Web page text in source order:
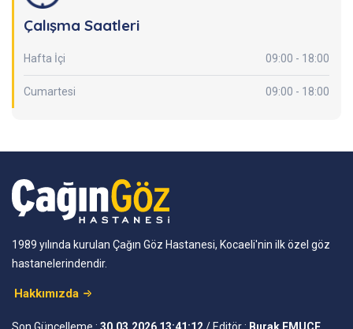
Çalışma Saatleri
Hafta İçi 09:00 - 18:00
Cumartesi 09:00 - 18:00
1989 yılında kurulan Çağın Göz Hastanesi, Kocaeli'nin ilk özel göz
hastanelerindendir.
Hakkımızda